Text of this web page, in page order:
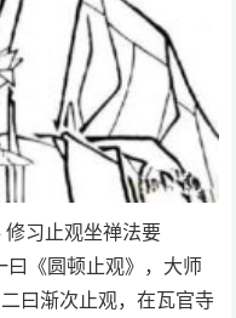
修习止观坐禅法要
《圆顿止观》，大师
曰渐次止观，在瓦官寺